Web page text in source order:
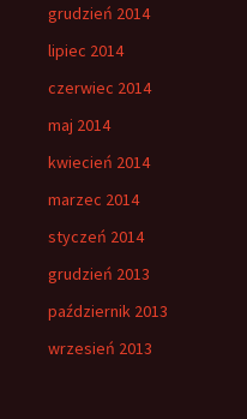
grudzień 2014
lipiec 2014
czerwiec 2014
maj 2014
kwiecień 2014
marzec 2014
styczeń 2014
grudzień 2013
październik 2013
wrzesień 2013